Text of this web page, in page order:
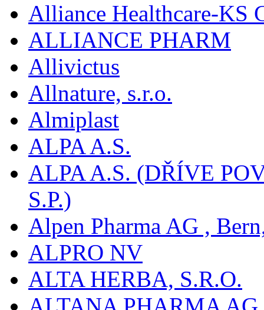
Alliance Healthcare-KS
ALLIANCE PHARM
Allivictus
Allnature, s.r.o.
Almiplast
ALPA A.S.
ALPA A.S. (DŘÍVE
S.P.)
Alpen Pharma AG ,
ALPRO NV
ALTA HERBA, S.R.O.